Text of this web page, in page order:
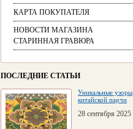
КАРТА ПОКУПАТЕЛЯ
НОВОСТИ МАГАЗИНА
СТАРИННАЯ ГРАВЮРА
ПОСЛЕДНИЕ СТАТЬИ
Уникальные узоры
китайской парчи
28 сентября 2025